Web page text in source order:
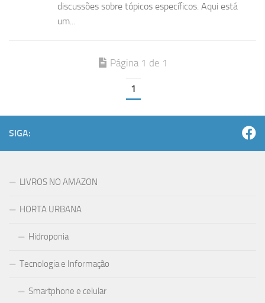
discussões sobre tópicos específicos. Aqui está
um...
Página 1 de 1
1
SIGA:
LIVROS NO AMAZON
HORTA URBANA
Hidroponia
Tecnologia e Informação
Smartphone e celular